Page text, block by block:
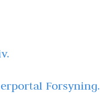
Forsyning.